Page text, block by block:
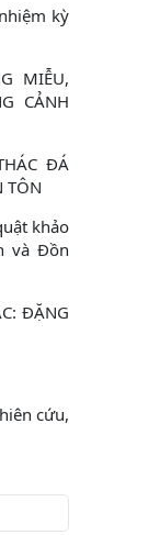
kỳ
MIỄU,
CẢNH
ĐÁ
TÔN
khảo
và Đồn
ĐẶNG
cứu,
tra
mật nhà